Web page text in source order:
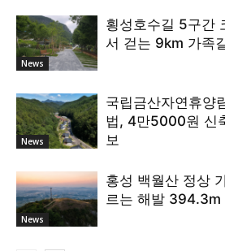
News
횡성호수길 5구간
서 걷는 9km 가족
News
국립금산자연휴양
법, 4만5000원 신
보
News
홍성 백월산 정상
르는 해발 394.3m